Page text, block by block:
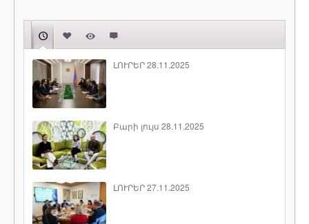
ԼՈՒՐԵՐ 28.11.2025
Բարի լույս 28.11.2025
ԼՈՒՐԵՐ 27.11.2025